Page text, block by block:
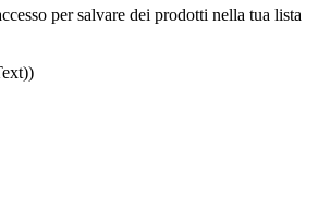
per salvare dei prodotti nella tua lista